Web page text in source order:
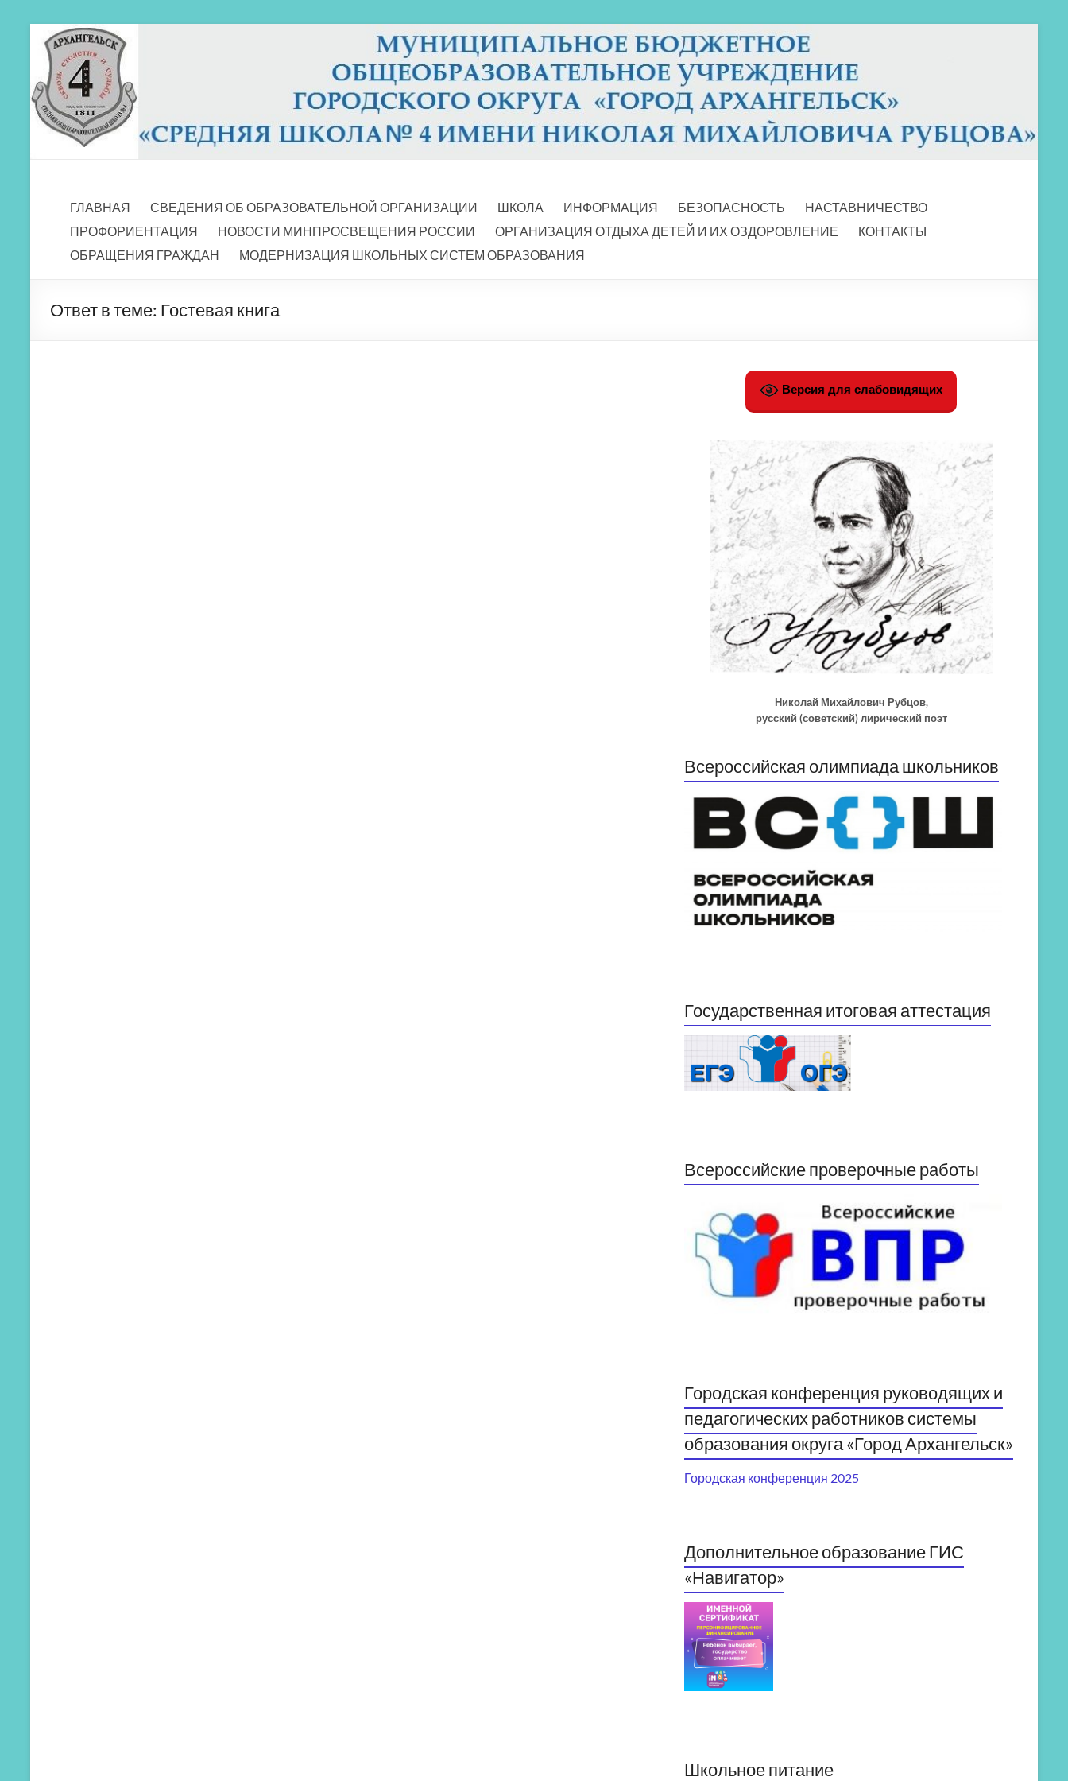
Перейти
содержимому
МБОУ СШ 4
ГЛАВНАЯ
СВЕДЕНИЯ ОБ ОБРАЗОВАТЕЛЬНОЙ ОРГАНИЗАЦИИ ШКОЛА ИНФОРМАЦИЯ БЕЗОПАСНОСТЬ
НАСТАВНИЧЕСТВО
ПРОФОРИЕНТАЦИЯ
НОВОСТИ МИНПРОСВЕЩЕНИЯ РОССИИ ОРГАНИЗАЦИЯ ОТДЫХА ДЕТЕЙ И ИХ ОЗДОРОВЛЕНИЕ
КОНТАКТЫ
ОБРАЩЕНИЯ ГРАЖДАН
МОДЕРНИЗАЦИЯ ШКОЛЬНЫХ СИСТЕМ ОБРАЗОВАНИЯ
Ответ в теме: Гостевая книга
Версия для слабовидящих
Николай Михайлович Рубцов,
русский (советский) лирический поэт
Всероссийская олимпиада школьников
Государственная итоговая аттестация
Всероссийские проверочные работы
Городская конференция руководящих и
педагогических работников системы
образования округа «Город Архангельск»
Городская конференция 2025
Дополнительное образование ГИС
«Навигатор»
Школьное питание